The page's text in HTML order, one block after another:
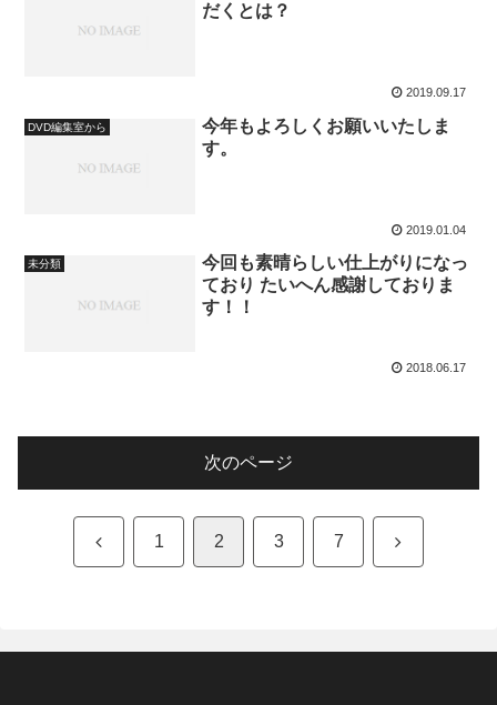
だくとは？
2019.09.17
DVD編集室から
今年もよろしくお願いいたしま
す。
2019.01.04
未分類
今回も素晴らしい仕上がりになっ
ており たいへん感謝しておりま
す！！
2018.06.17
次のページ
前 1 2 3 7 次